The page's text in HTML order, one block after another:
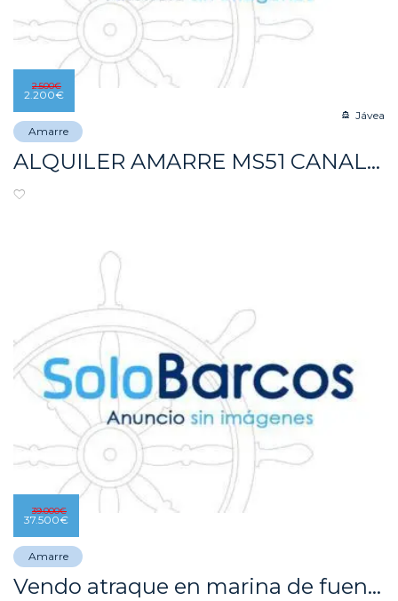
Amarre
Jávea
ALQUILER AMARRE MS51 CANAL FONTANA
2.500€
2.200€
Amarre
Vendo atraque en marina de fuengirola
39.000€
37.500€